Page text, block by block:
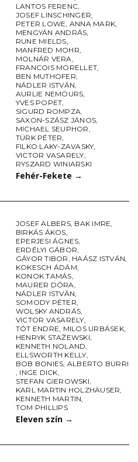
LANTOS FERENC,
JOSEF LINSCHINGER,
PETER LOWE, ANNA MARK,
MENGYÁN ANDRÁS,
RUNE MIELDS,
MANFRED MOHR,
MOLNÁR VERA,
FRANCOIS MORELLET,
BEN MUTHOFER,
NÁDLER ISTVÁN,
AURLIE NEMOURS,
YVES POPET,
SIGURD ROMPZA,
SAXON-SZÁSZ JÁNOS,
MICHAEL SEUPHOR,
TÜRK PÉTER,
FILKO LAKY-ZAVASKY,
VICTOR VASARELY,
RYSZARD WINIARSKI
Fehér-Fekete →
JOSEF ALBERS, BAK IMRE,
BIRKÁS ÁKOS,
EPERJESI ÁGNES,
ERDÉLYI GÁBOR,
GÁYOR TIBOR, HAÁSZ ISTVÁN,
KOKESCH ÁDÁM,
KONOK TAMÁS,
MAURER DÓRA,
NÁDLER ISTVÁN,
SOMODY PÉTER,
WOLSKY ANDRÁS,
VICTOR VASARELY,
TÓT ENDRE, MILOS URBÁSEK,
HENRYK STAŻEWSKI,
KENNETH NOLAND,
ELLSWORTH KELLY,
BOB BONIES, ALBERTO BURRI
, INGE DICK,
STEFAN GIEROWSKI,
KARL MARTIN HOLZHÄUSER,
KENNETH MARTIN,
TOM PHILLIPS
Eleven szín →